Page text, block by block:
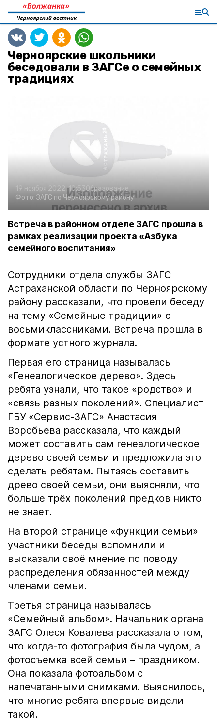
Черноярские школьники
беседовали в ЗАГСе о семейных
традициях
19 ноября 2022, 10:53Образование
Фото: ЗАГС по Черноярскому району
Встреча в районном отделе ЗАГС прошла в
рамках реализации проекта «Азбука
семейного воспитания»
Сотрудники отдела службы ЗАГС
Астраханской области по Черноярскому
району рассказали, что провели беседу
на тему «Семейные традиции» с
восьмиклассниками. Встреча прошла в
формате устного журнала.
Первая его страница называлась
«Генеалогическое дерево». Здесь
ребята узнали, что такое «родство» и
«связь разных поколений». Специалист
ГБУ «Сервис-ЗАГС» Анастасия
Воробьева рассказала, что каждый
может составить сам генеалогическое
дерево своей семьи и предложила это
сделать ребятам. Пытаясь составить
древо своей семьи, они выясняли, что
больше трёх поколений предков никто
не знает.
На второй странице «Функции семьи»
участники беседы вспомнили и
высказали своё мнение по поводу
распределения обязанностей между
членами семьи.
Третья страница называлась
«Семейный альбом». Начальник органа
ЗАГС Олеся Ковалева рассказала о том,
что когда-то фотография была чудом, а
фотосъемка всей семьи – праздником.
Она показала фотоальбом с
напечатанными снимками. Выяснилось,
что многие ребята впервые видели
такой.